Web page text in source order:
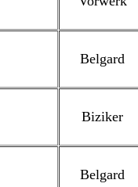
Belgard
Biziker
Belgard